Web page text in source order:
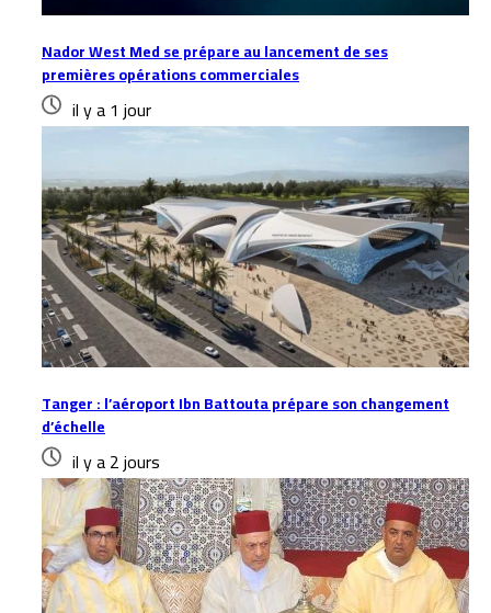
Nador West Med se prépare au lancement de ses
premières opérations commerciales
il y a 1 jour
Tanger : l’aéroport Ibn Battouta prépare son changement
d’échelle
il y a 2 jours